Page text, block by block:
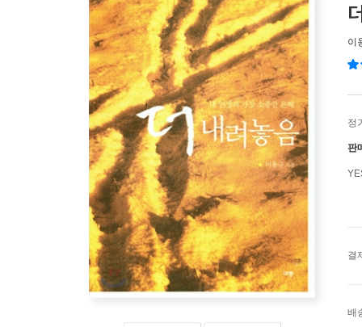
이
정
판
결
배